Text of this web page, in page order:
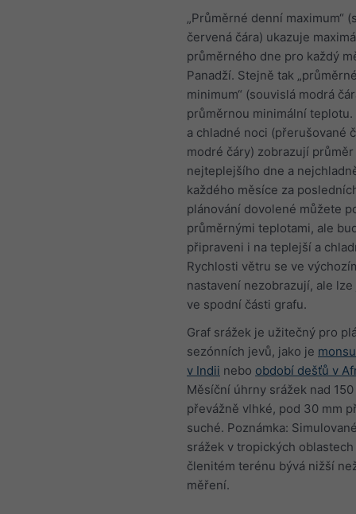
„Průměrné denní maximum“
červená čára) ukazuje
průměrného dne pro každý
Panadží. Stejně tak
minimum“ (souvislá modrá
průměrnou minimální
a chladné noci (přerušované
modré čáry) zobrazují průměr
nejteplejšího dne a
každého měsíce za
plánování dovolené můžete
průměrnými teplotami, ale
připraveni i na teplejší a
Rychlosti větru se ve
nastavení nezobrazují, ale
ve spodní části grafu.
Graf srážek je užitečný pro
sezónních jevů, jako je
v Indii nebo období dešťů v
Měsíční úhrny srážek nad
převážně vlhké, pod 30 mm
suché. Poznámka:
srážek v tropických oblastech
členitém terénu bývá nižší
měření.